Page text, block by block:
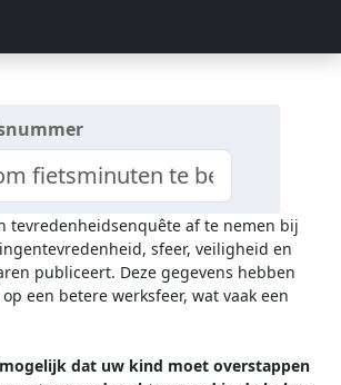
tevredenheidsenquête af te nemen bij
sfeer, veiligheid en
publiceert. Deze gegevens hebben
een betere werksfeer, wat vaak een
dat uw kind moet overstappen